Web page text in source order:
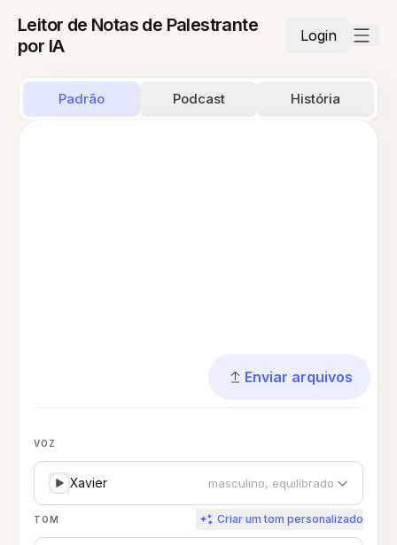
Leitor de Notas de Palestrante
por IA
Login
Padrão Podcast História
Enviar arquivos
VOZ
Xavier masculino, equilibrado
TOM Criar um tom personalizado